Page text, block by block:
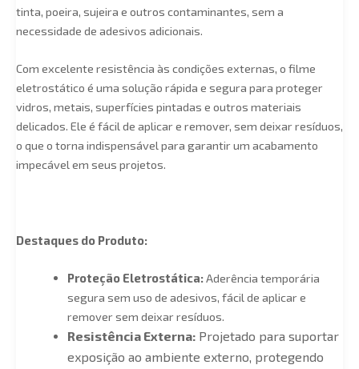
tinta, poeira, sujeira e outros contaminantes, sem a
necessidade de adesivos adicionais.
Com excelente resistência às condições externas, o filme
eletrostático é uma solução rápida e segura para proteger
vidros, metais, superfícies pintadas e outros materiais
delicados. Ele é fácil de aplicar e remover, sem deixar resíduos,
o que o torna indispensável para garantir um acabamento
impecável em seus projetos.
Destaques do Produto:
Proteção Eletrostática:Aderência temporária
segura sem uso de adesivos, fácil de aplicar e
remover sem deixar resíduos.
Resistência Externa:Projetado para suportar
exposição ao ambiente externo, protegendo